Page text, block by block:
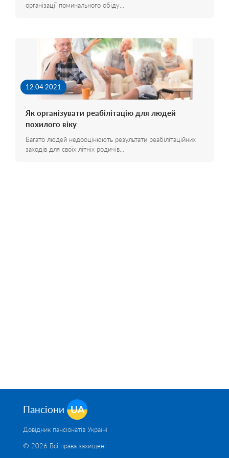
організації поминального обіду…
12.04.2021
Як організувати реабілітацію для людей
похилого віку
Багато людей недооцінюють результати реабілітаційних
заходів для своїх літніх родичів…
Пансіони UA
Довідник пансіонатів Україні
© 2026 Всі права захищені